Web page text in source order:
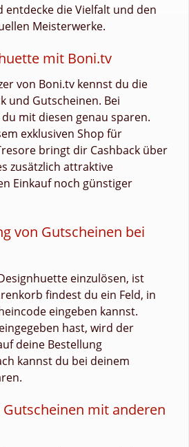
entdecke die Vielfalt und den
Meisterwerke.
mit Boni.tv
von Boni.tv kennst du die
und Gutscheinen. Bei
mit diesen genau sparen.
exklusiven Shop für
bringt dir Cashback über
zusätzlich attraktive
Einkauf noch günstiger
von Gutscheinen bei
einzulösen, ist
findest du ein Feld, in
eingeben kannst.
hast, wird der
deine Bestellung
kannst du bei deinem
mit anderen